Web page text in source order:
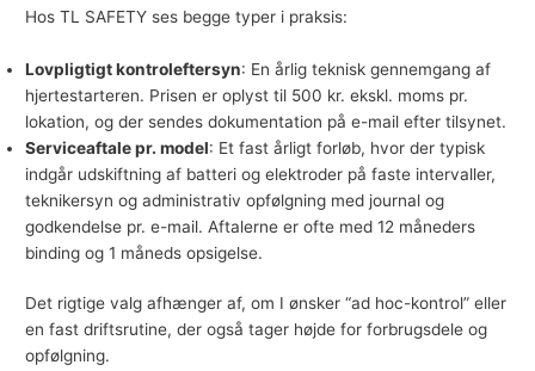
Hos TL SAFETY ses begge typer i praksis:
Lovpligtigt kontroleftersyn: En årlig teknisk gennemgang af
hjertestarteren. Prisen er oplyst til 500 kr. ekskl. moms pr.
lokation, og der sendes dokumentation på e-mail efter tilsynet.
Serviceaftale pr. model: Et fast årligt forløb, hvor der typisk
indgår udskiftning af batteri og elektroder på faste intervaller,
teknikersyn og administrativ opfølgning med journal og
godkendelse pr. e-mail. Aftalerne er ofte med 12 måneders
binding og 1 måneds opsigelse.
Det rigtige valg afhænger af, om I ønsker “ad hoc-kontrol” eller
en fast driftsrutine, der også tager højde for forbrugsdele og
opfølgning.